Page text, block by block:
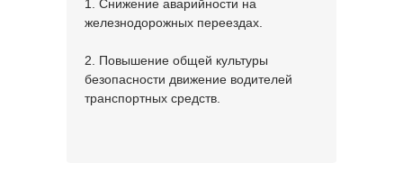
1. Снижение аварийности на
железнодорожных переездах.
2. Повышение общей культуры
безопасности движение водителей
транспортных средств.